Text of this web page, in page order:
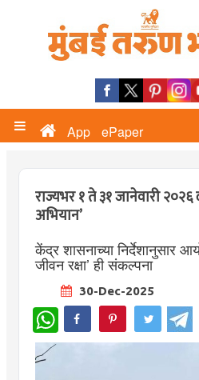
App ePaper
राज्यभर १ ते ३१ जानेवारी २०२६
अभियान’
केंद्र शासनाच्या निर्देशानुसार
जीवन रक्षा’ ही संकल्पना
30-Dec-2025
WhatsApp